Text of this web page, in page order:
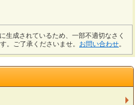
生成されているため、一部不適切なさく
。ご了承くださいませ。 お問い合わせ